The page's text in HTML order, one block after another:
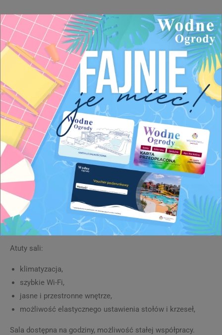
Sala do wynajęcia – 24 m²
Poszukujesz przestrzeni do prowadzenia zajęć, spotkań lub
warsztatów?
Oferujemy komfortową, klimatyzowaną salę o powierzchni
24 m², idealną dla osób prowadzących działalność
edukacyjną, szkoleniową lub kreatywną.
Logopedia i terapia indywidualna
Treningi personalne i konsultacje
Kursy, szkolenia i korepetycje
Nauka języków obcych
Warsztaty florystyczne
Zajęcia rękodzielnicze i artystyczne
Spotkania biznesowe i prezentacje
Atuty sali:
klimatyzacja,
szybkie Wi-Fi,
jasne i przestronne wnętrze,
możliwość elastycznego ustawienia stołów i krzeseł,
Sala dostępna na godziny, możliwość stałej współpracy.